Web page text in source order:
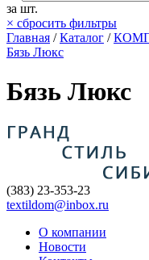
за шт.
× сбросить фильтры
Главная /Каталог /
Бязь Люкс
Бязь Люкс
(383) 23-353-23
textildom@inbox.ru
О компании
Новости